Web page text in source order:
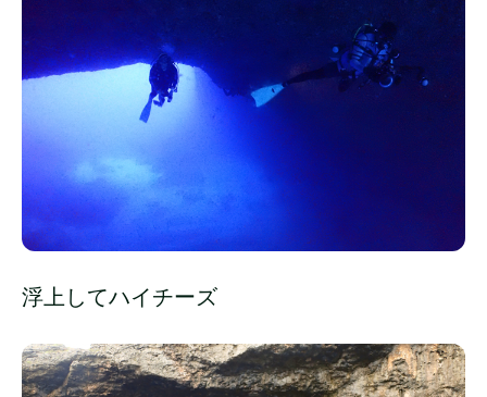
浮上してハイチーズ